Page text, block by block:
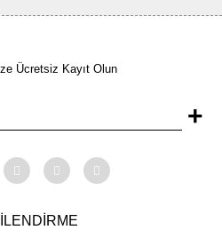
Ücretsiz Kayıt Olun
+